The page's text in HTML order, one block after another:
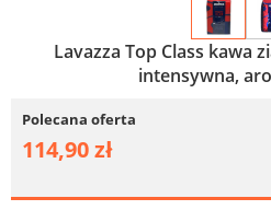
Lavazza Top Class kawa
intensywna,
Polecana oferta
114,90 zł